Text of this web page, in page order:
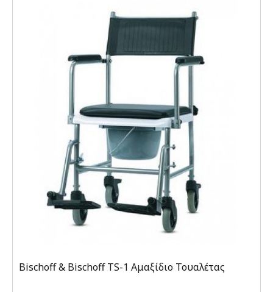
Bischoff & Bischoff TS-1 Αμαξίδιο Τουαλέτας